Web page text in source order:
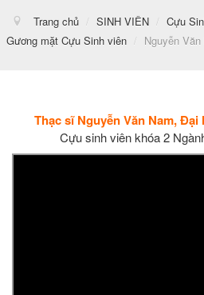
Trang chủ / SINH VIÊN / Cựu
Gương mặt Cựu Sinh viên / Nguyễn Văn
Thạc sĩ Nguyễn Văn Nam,
Cựu sinh viên khóa 2